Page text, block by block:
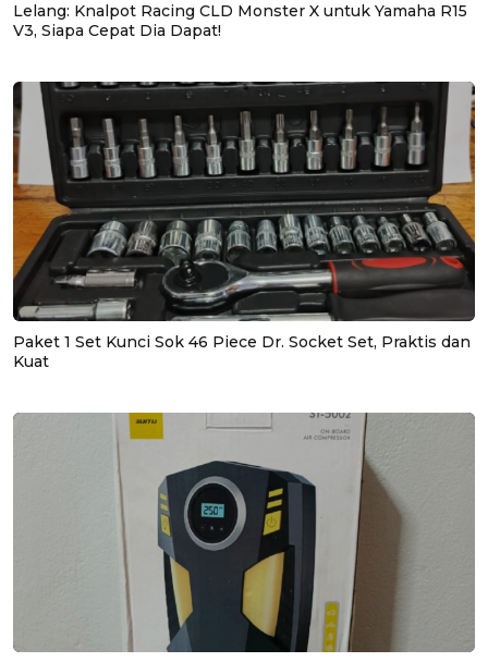
Lelang: Knalpot Racing CLD Monster X untuk Yamaha R15
V3, Siapa Cepat Dia Dapat!
Paket 1 Set Kunci Sok 46 Piece Dr. Socket Set, Praktis dan
Kuat